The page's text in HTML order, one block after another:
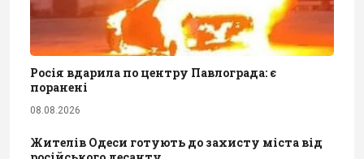
Росія вдарила по центру Павлограда: є
поранені
08.08.2026
Жителів Одеси готують до захисту міста від